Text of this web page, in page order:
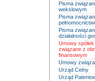
Pisma
wekslowym
Pisma
Pisma
działalności
Umowy
związane z
finansowym
Umowy
Urząd Celny
Urząd